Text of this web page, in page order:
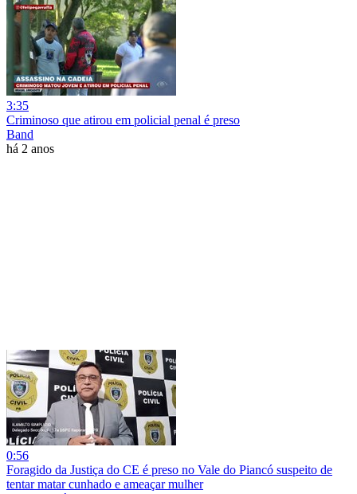
3:35
Criminoso que atirou em policial penal é preso
Band
há 2 anos
0:56
Foragido da Justiça do CE é preso no Vale do Piancó suspeito de
tentar matar cunhado e ameaçar mulher